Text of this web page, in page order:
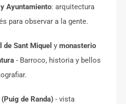
Ayuntamiento: arquitectura
para observar a la gente.
Sant Miquel y monasterio
- Barroco, historia y bellos
de Randa) - vista